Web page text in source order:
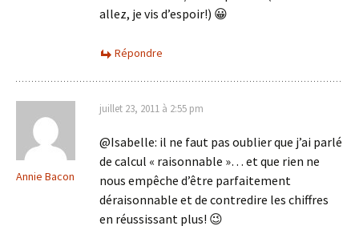
allez, je vis d’espoir!) 😀
Répondre
Annie Bacon
juillet 23, 2011 à 2:55 pm
@Isabelle: il ne faut pas oublier que j’ai parlé
de calcul « raisonnable »… et que rien ne
nous empêche d’être parfaitement
déraisonnable et de contredire les chiffres
en réussissant plus! 😉